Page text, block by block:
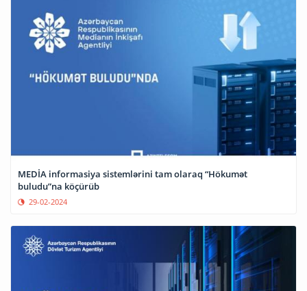
MEDİA informasiya sistemlərini tam olaraq “Hökumət
buludu”na köçürüb
29-02-2024